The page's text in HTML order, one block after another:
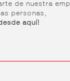
de nuestra
personas,
aquí!